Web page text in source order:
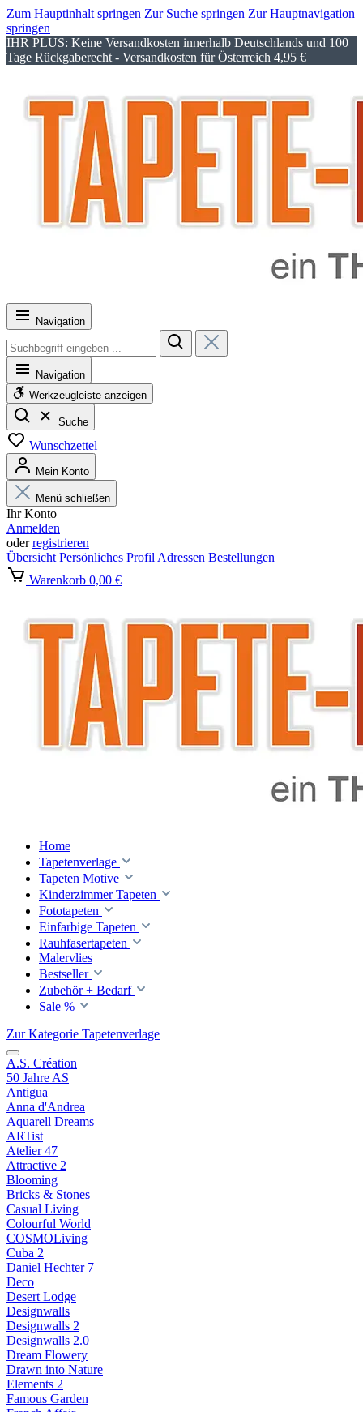
Zum Hauptinhalt springen Zur Suche springen Zur Hauptnavigation
springen
IHR PLUS: Keine Versandkosten innerhalb Deutschlands und 100
Tage Rückgaberecht - Versandkosten für Österreich 4,95 €
Navigation
Navigation
Werkzeugleiste anzeigen
Suche
Wunschzettel
Mein Konto
Menü schließen
Ihr Konto
Anmelden
oderregistrieren
Übersicht Persönliches Profil Adressen Bestellungen
Warenkorb 0,00 €
Home
Tapetenverlage
Tapeten Motive
Kinderzimmer Tapeten
Fototapeten
Einfarbige Tapeten
Rauhfasertapeten
Malervlies
Bestseller
Zubehör + Bedarf
Sale %
Zur Kategorie Tapetenverlage
A.S. Création
50 Jahre AS
Antigua
Anna d'Andrea
Aquarell Dreams
ARTist
Atelier 47
Attractive 2
Blooming
Bricks & Stones
Casual Living
Colourful World
COSMOLiving
Cuba 2
Daniel Hechter 7
Deco
Desert Lodge
Designwalls
Designwalls 2
Designwalls 2.0
Dream Flowery
Drawn into Nature
Elements 2
Famous Garden